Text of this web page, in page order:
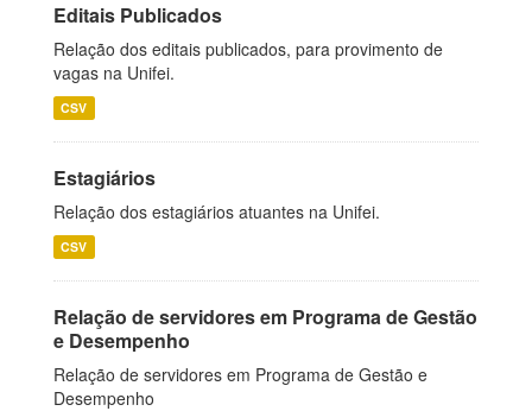
Editais Publicados
Relação dos editais publicados, para provimento de
vagas na Unifei.
CSV
Estagiários
Relação dos estagiários atuantes na Unifei.
CSV
Relação de servidores em Programa de Gestão
e Desempenho
Relação de servidores em Programa de Gestão e
Desempenho